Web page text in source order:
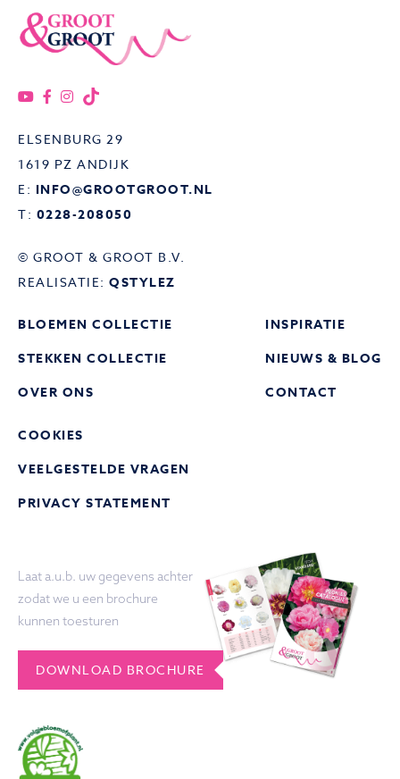
ELSENBURG 29
1619 PZ ANDIJK
E: INFO@GROOTGROOT.NL
T: 0228-208050
© GROOT & GROOT B.V.
REALISATIE: QSTYLEZ
BLOEMEN COLLECTIE
STEKKEN COLLECTIE
OVER ONS
INSPIRATIE
NIEUWS & BLOG
CONTACT
COOKIES
VEELGESTELDE VRAGEN
PRIVACY STATEMENT
Laat a.u.b. uw gegevens achter
zodat we u een brochure
kunnen toesturen
DOWNLOAD BROCHURE